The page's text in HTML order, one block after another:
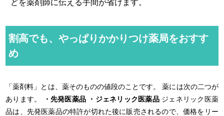
どを薬剤師に伝える手間が省けます。
割高でも、やっぱりかかりつけ薬局をおすす
め
「薬剤料」とは、薬そのものの値段のことです。 薬には次の二つが
あります。
・先発医薬品 ・ジェネリック医薬品ジェネリック医薬
品は、先発医薬品の特許が切れた後に販売されるので、価格をリー